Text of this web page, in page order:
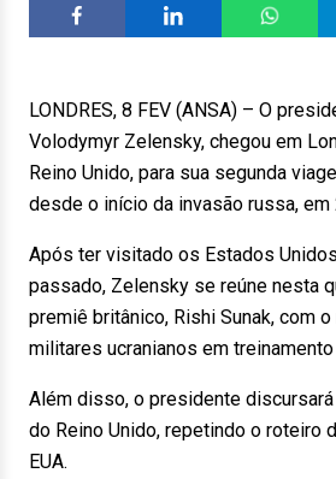
LONDRES, 8 FEV (ANSA) – O
Volodymyr Zelensky, chegou em
Reino Unido, para sua segunda
desde o início da invasão russa,
Após ter visitado os Estados
passado, Zelensky se reúne nesta
premiê britânico, Rishi Sunak, com
militares ucranianos em
Além disso, o presidente
do Reino Unido, repetindo o roteiro
EUA.